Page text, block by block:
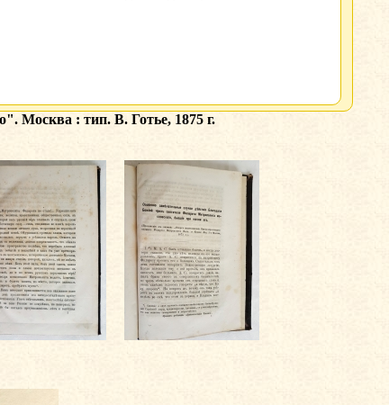
Москва : тип. В. Готье, 1875 г.